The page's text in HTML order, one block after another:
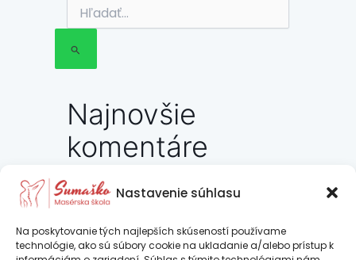
Nastavenie súhlasu
Na poskytovanie tých najlepších skúseností používame
technológie, ako sú súbory cookie na ukladanie a/alebo prístup k
Vyhľadať:
Najnovšie
komentáre
Pridaj komentár